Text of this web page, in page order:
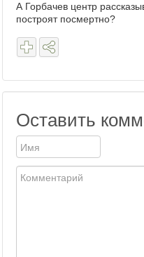
А Горбачев центр
построят посмертно?
Оставить